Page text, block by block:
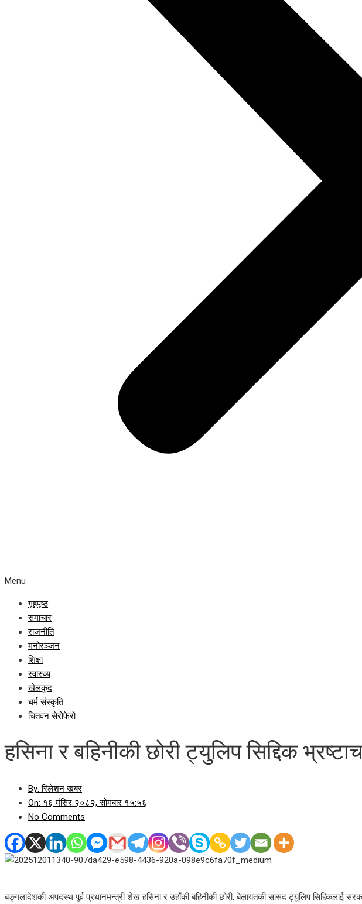
Menu
गृहपृष्ठ
समाचार
राजनीति
मनोरञ्जन
शिक्षा
स्वास्थ्य
खेलकुद
धर्म संस्कृति
चितवन सेरोफेरो
हसिना र बहिनीकी छोरी ट्युलिप सिद्दिक
By: रिलेशन खबर
On: १६ मंसिर २०८२, सोमबार १५:५६
No Comments
बङ्गलादेशकी अपदस्थ पूर्व प्रधानमन्त्री शेख हसिना र उहाँकी बहिनीकी छोरी, बेलायतकी सांसद ट्युलिप सिद्दिकलाई